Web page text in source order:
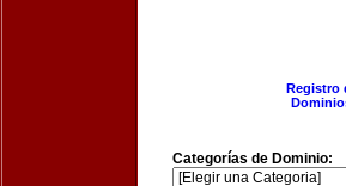
Registro
Categorías de Dominio: